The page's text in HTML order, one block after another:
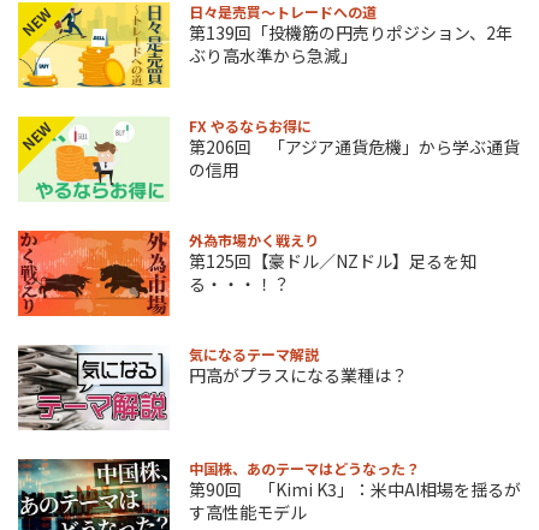
NEW 日々是売買～トレードへの道
第139回「投機筋の円売りポジション、2年
ぶり高水準から急減」
NEW FX やるならお得に
第206回 「アジア通貨危機」から学ぶ通貨
の信用
外為市場かく戦えり
第125回【豪ドル／NZドル】足るを知
る・・・！？
気になるテーマ解説
円高がプラスになる業種は？
中国株、あのテーマはどうなった？
第90回 「Kimi K3」：米中AI相場を揺るが
す高性能モデル